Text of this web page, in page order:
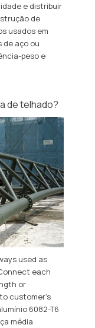
e distribuir
de
usados ​​em
aço ou
peso e
de telhado?
used as
each
or
customer's
6082-T6
média